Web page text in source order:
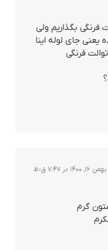
بگذاریم ولی
جای لوله اینا
فرنگی
در ۷:۴۷ ق٫ظ
گرم